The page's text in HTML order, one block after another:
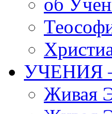
УЧЕНИЯ
Живая